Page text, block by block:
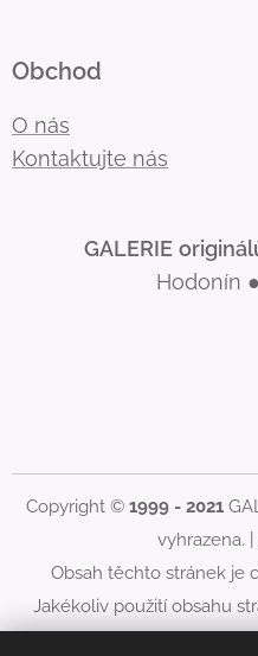
Obchod
O nás
Kontaktujte nás
GALERIE
Hodonín
Copyright © 1999 - 2021
vyhrazena. |
Obsah těchto stránek je
Jakékoliv použití obsahu